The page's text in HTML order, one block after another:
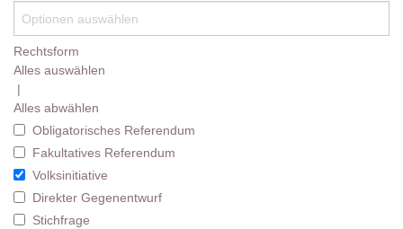
Rechtsform
Alles auswählen
|
Alles abwählen
Obligatorisches Referendum
Fakultatives Referendum
Volksinitiative
Direkter Gegenentwurf
Stichfrage